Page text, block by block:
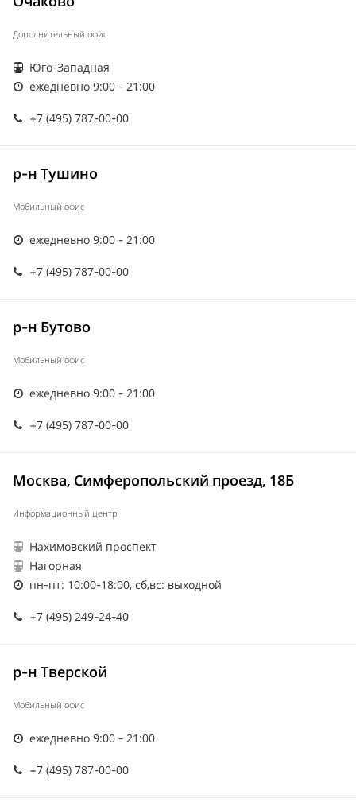
Дополнительный офис
Юго-Западная
ежедневно 9:00 - 21:00
+7 (495) 787-00-00
р-н Тушино
Мобильный офис
ежедневно 9:00 - 21:00
+7 (495) 787-00-00
р-н Бутово
Мобильный офис
ежедневно 9:00 - 21:00
+7 (495) 787-00-00
Москва, Симферопольский проезд, 18Б
Информационный центр
Нахимовский проспект
Нагорная
пн-пт: 10:00-18:00, сб,вс: выходной
+7 (495) 249-24-40
р-н Тверской
Мобильный офис
ежедневно 9:00 - 21:00
+7 (495) 787-00-00